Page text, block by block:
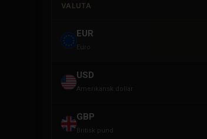
VALUTA
EUR
Euro
USD
Amerikansk dollar
GBP
Britisk pund